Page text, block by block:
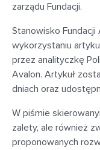
zarządu Fundacji.
Stanowisko
wykorzystaniu
przez analityczkę
Avalon. Artykuł
dniach oraz
W piśmie
zalety, ale również
proponowanych